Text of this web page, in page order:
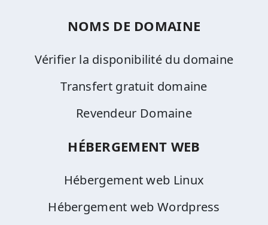
NOMS DE DOMAINE
Vérifier la disponibilité du domaine
Transfert gratuit domaine
Revendeur Domaine
HÉBERGEMENT WEB
Hébergement web Linux
Hébergement web Wordpress